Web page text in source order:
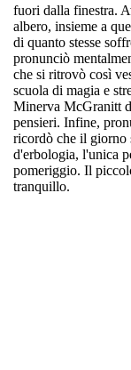
fuori dalla finestra.
albero, insieme a
di quanto stesse
pronunciò
che si ritrovò così
scuola di magia e
Minerva McGranitt
pensieri. Infine,
ricordò che il giorno
d'erbologia, l'unica
pomeriggio. Il
tranquillo.